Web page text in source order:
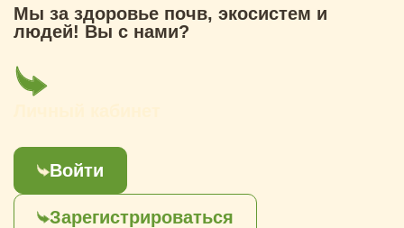
Мы за здоровье почв, экосистем и
людей! Вы с нами?
Войти
Зарегистрироваться